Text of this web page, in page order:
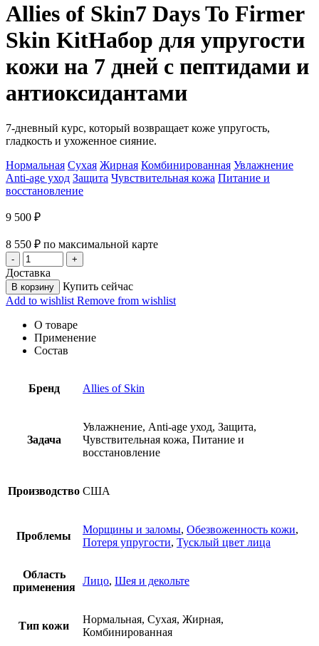
Allies of Skin7 Days To Firmer
Skin KitНабор для упругости
кожи на 7 дней с пептидами и
антиоксидантами
7-дневный курс, который возвращает коже упругость,
гладкость и ухоженное сияние.
Нормальная Сухая Жирная Комбинированная Увлажнение
Anti-age уход Защита Чувствительная кожа Питание и
восстановление
9 500 ₽
8 550 ₽ по максимальной карте
Доставка
В корзину
Купить сейчас
Add to wishlist Remove from wishlist
О товаре
Применение
Состав
Бренд Allies of Skin
Задача
Увлажнение, Anti-age уход, Защита,
Чувствительная кожа, Питание и
восстановление
Производство США
Проблемы
Морщины и заломы, Обезвоженность кожи,
Потеря упругости, Тусклый цвет лица
Область
применения
Лицо, Шея и декольте
Тип кожи
Нормальная, Сухая, Жирная,
Комбинированная